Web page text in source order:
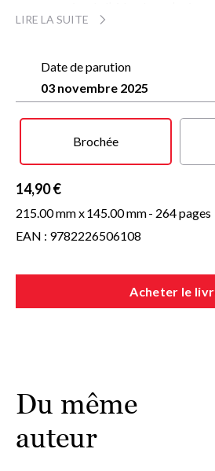
un garçon énigmatique. Grâce à cette
Entre vérités et mensonges, passé et
reconstruction s’annonce
LIRE LA SUITE
Date de parution
03 novembre 2025
Brochée
14,90 €
215.00 mm x145.00 mm- 264 pages
EAN : 9782226506108
Acheter le
Du même
auteur